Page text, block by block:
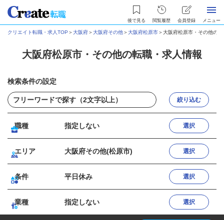
後で見る 閲覧履歴 会員登録 メニュー
クリエイト転職・求人TOP ＞大阪府＞大阪府その他＞大阪府松原市＞大阪府松原市・その他の
大阪府松原市・その他の転職・求人情報
検索条件の設定
絞り込む
職種 指定しない 選択
エリア 大阪府その他(松原市) 選択
条件 平日休み 選択
業種 指定しない 選択